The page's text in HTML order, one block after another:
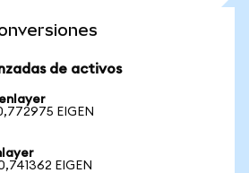
de activos
EIGEN
EIGEN